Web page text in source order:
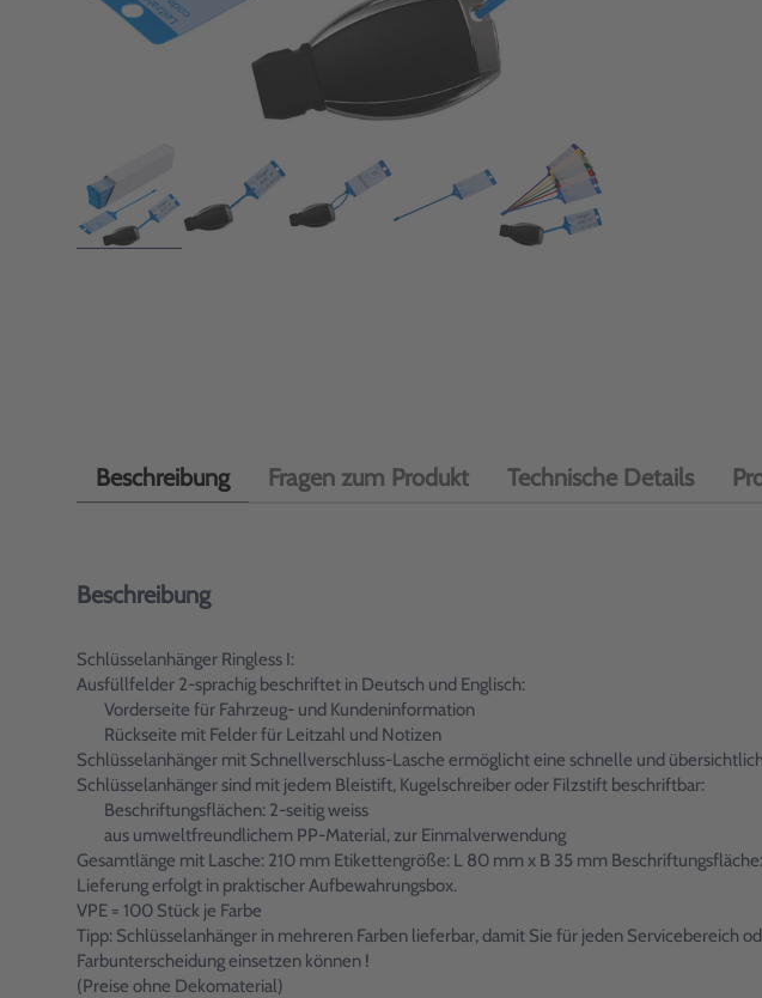
Beschreibung Fragen zum Produkt Technische Details
Beschreibung
Schlüsselanhänger Ringless I:
Ausfüllfelder 2-sprachig beschriftet in Deutsch und Englisch:
Vorderseite für Fahrzeug- und Kundeninformation
Rückseite mit Felder für Leitzahl und Notizen
Schlüsselanhänger mit Schnellverschluss-Lasche ermöglicht eine schnelle und
Schlüsselanhänger sind mit jedem Bleistift, Kugelschreiber oder Filzstift beschriftbar:
Beschriftungsflächen: 2-seitig weiss
aus umweltfreundlichem PP-Material, zur Einmalverwendung
Gesamtlänge mit Lasche: 210 mm Etikettengröße: L 80 mm x B 35 mm
Lieferung erfolgt in praktischer Aufbewahrungsbox.
VPE = 100 Stück je Farbe
Tipp: Schlüsselanhänger in mehreren Farben lieferbar, damit Sie für jeden Servicebereich
Farbunterscheidung einsetzen können !
(Preise ohne Dekomaterial)